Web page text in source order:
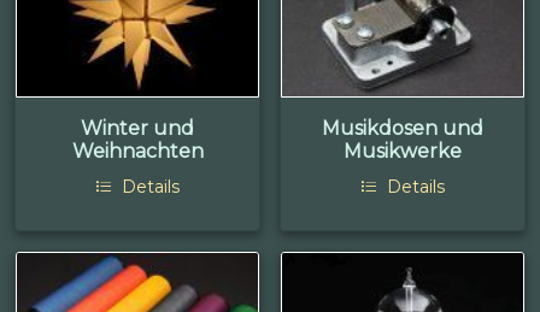
Winter und
Weihnachten
Details
Musikdosen und
Musikwerke
Details